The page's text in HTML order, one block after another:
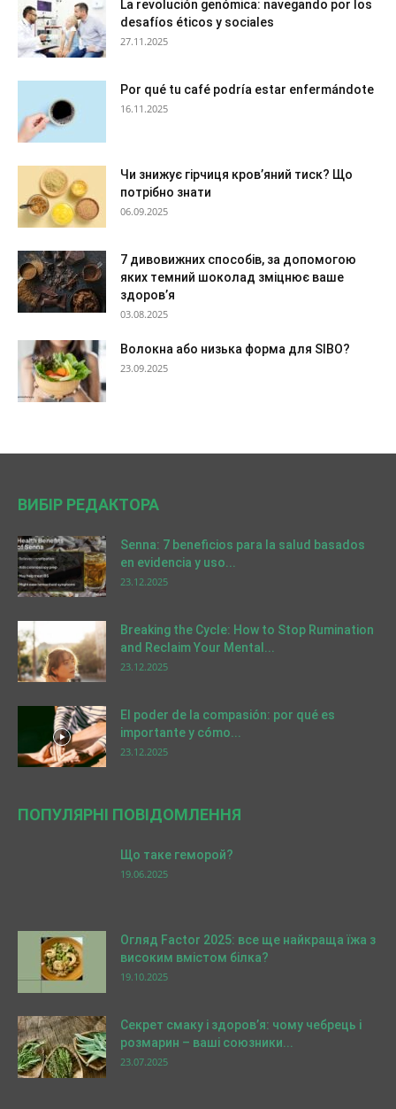
La revolución genómica: navegando por los
desafíos éticos y sociales
27.11.2025
Por qué tu café podría estar enfermándote
16.11.2025
Чи знижує гірчиця кров’яний тиск? Що
потрібно знати
06.09.2025
7 дивовижних способів, за допомогою
яких темний шоколад зміцнює ваше
здоров’я
03.08.2025
Волокна або низька форма для SIBO?
23.09.2025
ВИБІР РЕДАКТОРА
Senna: 7 beneficios para la salud basados
en evidencia y uso...
23.12.2025
Breaking the Cycle: How to Stop Rumination
and Reclaim Your Mental...
23.12.2025
El poder de la compasión: por qué es
importante y cómo...
23.12.2025
ПОПУЛЯРНІ ПОВІДОМЛЕННЯ
Що таке геморой?
19.06.2025
Огляд Factor 2025: все ще найкраща їжа з
високим вмістом білка?
19.10.2025
Секрет смаку і здоров’я: чому чебрець і
розмарин – ваші союзники...
23.07.2025